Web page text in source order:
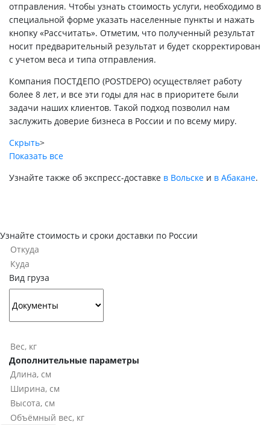
отправления. Чтобы узнать стоимость услуги, необходимо в
специальной форме указать населенные пункты и нажать
кнопку «Рассчитать». Отметим, что полученный результат
носит предварительный результат и будет скорректирован
с учетом веса и типа отправления.
Компания ПОСТДЕПО (POSTDEPO) осуществляет работу
более 8 лет, и все эти годы для нас в приоритете были
задачи наших клиентов. Такой подход позволил нам
заслужить доверие бизнеса в России и по всему миру.
Скрыть>
Показать все
Узнайте также об экспресс-доставке в Вольске и в Абакане.
Узнайте стоимость и сроки доставки по России
Вид груза
Дополнительные параметры